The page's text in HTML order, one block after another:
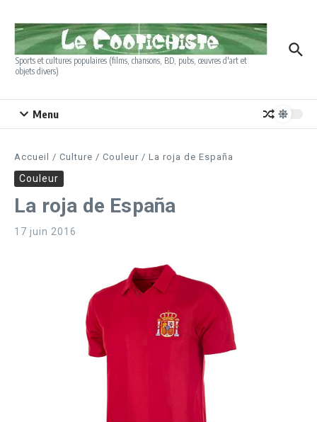
Sports et cultures populaires (films, chansons, BD, pubs, œuvres d'art et
objets divers)
Menu
Accueil / Culture / Couleur / La roja de España
Couleur
La roja de España
17 juin 2016